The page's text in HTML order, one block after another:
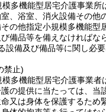
模多機能型居宅介護事業所
、浴室、消火設備その他
の他指定小規模多機能型
備品等を備えなければな
設備及び備品等に関し必
禁止)
模多機能型居宅介護事業者
の提供に当たっては、当
又は身体を保護するため